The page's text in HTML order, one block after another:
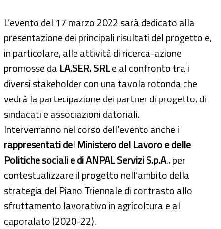
L’evento del 17 marzo 2022 sarà dedicato alla
presentazione dei principali risultati del progetto e,
in particolare, alle attività di ricerca-azione
promosse da LA.SER. SRLe al confronto tra i
diversi stakeholder con una tavola rotonda che
vedrà la partecipazione dei partner di progetto, di
sindacati e associazioni datoriali.
Interverranno nel corso dell’evento anche i
rappresentati del Ministero del Lavoro e delle
Politiche sociali e di ANPAL Servizi S.p.A., per
contestualizzare il progetto nell’ambito della
strategia del Piano Triennale di contrasto allo
sfruttamento lavorativo in agricoltura e al
caporalato (2020-22).